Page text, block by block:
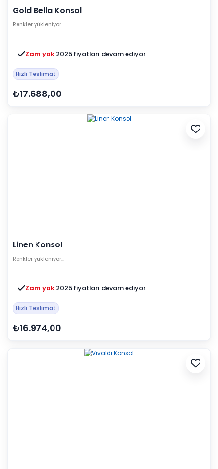
Gold Bella Konsol
Renkler yükleniyor…
Zam yok 2025 fiyatları devam ediyor
Hızlı Teslimat
₺17.688,00
Linen Konsol
Renkler yükleniyor…
Zam yok 2025 fiyatları devam ediyor
Hızlı Teslimat
₺16.974,00